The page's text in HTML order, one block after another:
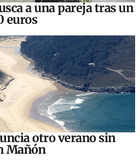
a una pareja tras un
euros
otro verano sin
Mañón